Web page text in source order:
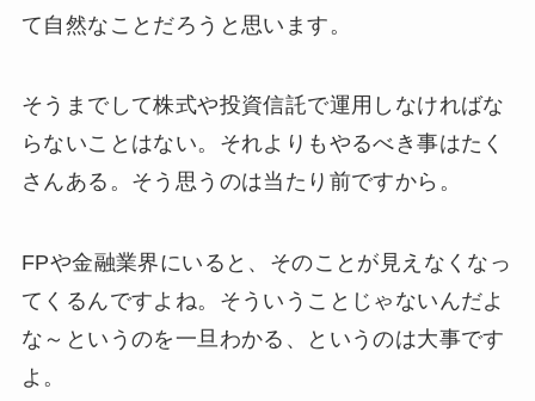
て自然なことだろうと思います。
そうまでして株式や投資信託で運用しなければな
らないことはない。それよりもやるべき事はたく
さんある。そう思うのは当たり前ですから。
FPや金融業界にいると、そのことが見えなくなっ
てくるんですよね。そういうことじゃないんだよ
な～というのを一旦わかる、というのは大事です
よ。